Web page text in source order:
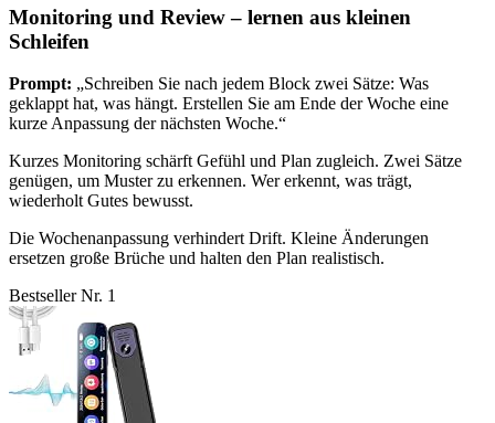
Monitoring und Review – lernen aus kleinen
Schleifen
Prompt: „Schreiben Sie nach jedem Block zwei Sätze: Was
geklappt hat, was hängt. Erstellen Sie am Ende der Woche eine
kurze Anpassung der nächsten Woche.“
Kurzes Monitoring schärft Gefühl und Plan zugleich. Zwei Sätze
genügen, um Muster zu erkennen. Wer erkennt, was trägt,
wiederholt Gutes bewusst.
Die Wochenanpassung verhindert Drift. Kleine Änderungen
ersetzen große Brüche und halten den Plan realistisch.
Bestseller Nr. 1